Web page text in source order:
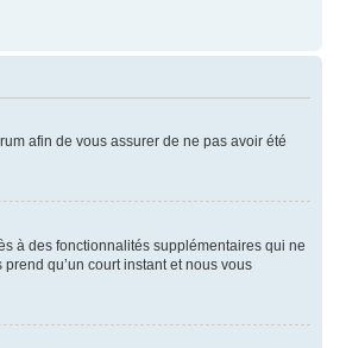
afin de vous assurer de ne pas avoir été
à des fonctionnalités supplémentaires qui ne
qu’un court instant et nous vous